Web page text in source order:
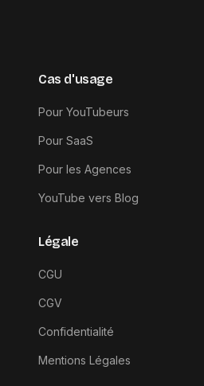
Cas d'usage
Pour YouTubeurs
Pour SaaS
Pour les Agences
YouTube vers Blog
Légale
CGU
CGV
Confidentialité
Mentions Légales